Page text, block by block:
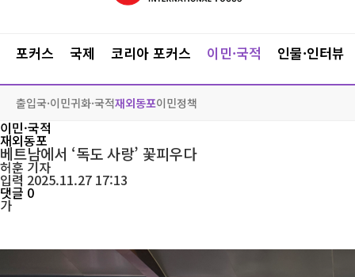
포커스 국제 코리아 포커스 이민·국적 인물·인터뷰
출입국·이민귀화·국적재외동포이민정책
이민·국적
재외동포
베트남에서 ‘독도 사랑’ 꽃피우다
허훈 기자
입력 2025.11.27 17:13
댓글 0
가